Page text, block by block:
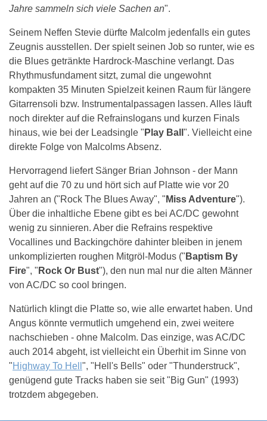
Jahre sammeln sich viele Sachen an".
Seinem Neffen Stevie dürfte Malcolm jedenfalls ein gutes
Zeugnis ausstellen. Der spielt seinen Job so runter, wie es
die Blues getränkte Hardrock-Maschine verlangt. Das
Rhythmusfundament sitzt, zumal die ungewohnt
kompakten 35 Minuten Spielzeit keinen Raum für längere
Gitarrensoli bzw. Instrumentalpassagen lassen. Alles läuft
noch direkter auf die Refrainslogans und kurzen Finals
hinaus, wie bei der Leadsingle " Play Ball ". Vielleicht eine
direkte Folge von Malcolms Absenz.
Hervorragend liefert Sänger Brian Johnson - der Mann
geht auf die 70 zu und hört sich auf Platte wie vor 20
Jahren an ("Rock The Blues Away", " Miss Adventure").
Über die inhaltliche Ebene gibt es bei AC/DC gewohnt
wenig zu sinnieren. Aber die Refrains respektive
Vocallines und Backingchöre dahinter bleiben in jenem
unkomplizierten roughen Mitgröl-Modus (" Baptism By
Fire", " Rock Or Bust"), den nun mal nur die alten Männer
von AC/DC so cool bringen.
Natürlich klingt die Platte so, wie alle erwartet haben. Und
Angus könnte vermutlich umgehend ein, zwei weitere
nachschieben - ohne Malcolm. Das einzige, was AC/DC
auch 2014 abgeht, ist vielleicht ein Überhit im Sinne von
"Highway To Hell ", "Hell's Bells" oder "Thunderstruck",
genügend gute Tracks haben sie seit "Big Gun" (1993)
trotzdem abgegeben.